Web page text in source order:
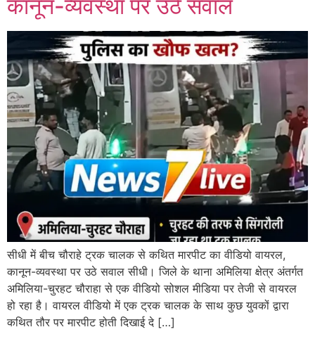
कानून-व्यवस्था पर उठे सवाल
सीधी में बीच चौराहे ट्रक चालक से कथित मारपीट का वीडियो वायरल,
कानून-व्यवस्था पर उठे सवाल सीधी। जिले के थाना अमिलिया क्षेत्र अंतर्गत
अमिलिया-चुरहट चौराहा से एक वीडियो सोशल मीडिया पर तेजी से वायरल
हो रहा है। वायरल वीडियो में एक ट्रक चालक के साथ कुछ युवकों द्वारा
कथित तौर पर मारपीट होती दिखाई दे […]